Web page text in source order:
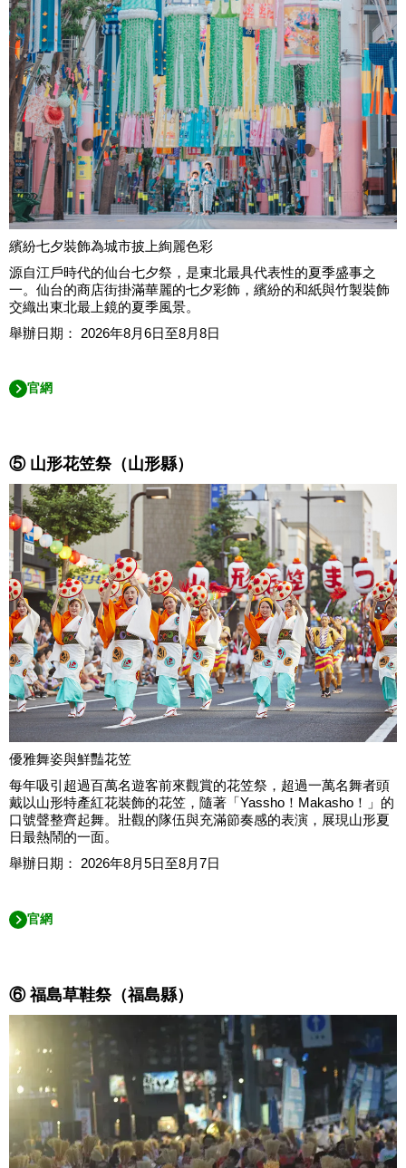
繽紛七夕裝飾為城市披上絢麗色彩
源自江戶時代的仙台七夕祭，是東北最具代表性的夏季盛事之
一。仙台的商店街掛滿華麗的七夕彩飾，繽紛的和紙與竹製裝飾
交織出東北最上鏡的夏季風景。
舉辦日期： 2026年8月6日至8月8日
官網
⑤ 山形花笠祭（山形縣）
優雅舞姿與鮮豔花笠
每年吸引超過百萬名遊客前來觀賞的花笠祭，超過一萬名舞者頭
戴以山形特產紅花裝飾的花笠，隨著「Yassho！Makasho！」的
口號聲整齊起舞。壯觀的隊伍與充滿節奏感的表演，展現山形夏
日最熱鬧的一面。
舉辦日期： 2026年8月5日至8月7日
官網
⑥ 福島草鞋祭（福島縣）